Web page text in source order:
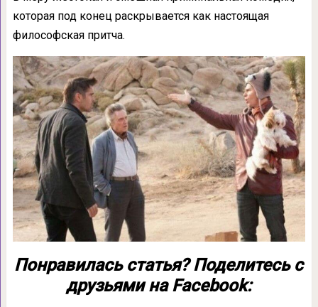
которая под конец раскрывается как настоящая
философская притча.
Понравилась статья? Поделитесь с
друзьями на Facebook: